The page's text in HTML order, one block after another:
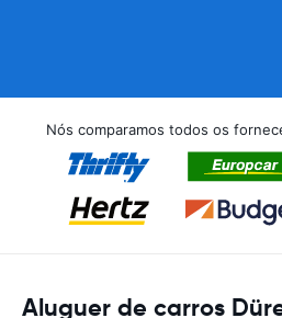
Nós comparamos todos os
Aluguer de carros